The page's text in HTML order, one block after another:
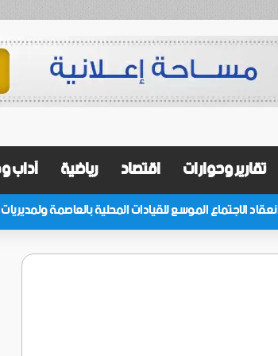
تقارير وحوارات اقتصاد رياضية آداب